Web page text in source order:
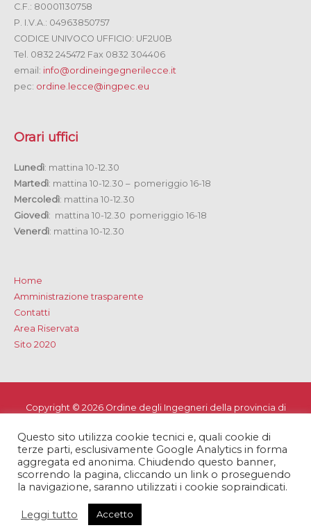
C.F.: 80001130758
P. I.V.A.: 04963850757
CODICE UNIVOCO UFFICIO: UF2U0B
Tel. 0832 245472 Fax 0832 304406
email: info@ordineingegnerilecce.it
pec: ordine.lecce@ingpec.eu
Orari uffici
Lunedì: mattina 10-12.30
Martedì: mattina 10-12.30 – pomeriggio 16-18
Mercoledì: mattina 10-12.30
Giovedì: mattina 10-12.30 pomeriggio 16-18
Venerdì: mattina 10-12.30
Home
Amministrazione trasparente
Contatti
Area Riservata
Sito 2020
Copyright © 2026 Ordine degli Ingegneri della provincia di
Privacy e Cookie Policy-Note Legali -Dichiarazione di
accessibilità
Questo sito utilizza cookie tecnici e, quali cookie di
terze parti, esclusivamente Google Analytics in forma
aggregata ed anonima. Chiudendo questo banner,
scorrendo la pagina, cliccando un link o proseguendo
la navigazione, saranno utilizzati i cookie sopraindicati.
Leggi tutto Accetto